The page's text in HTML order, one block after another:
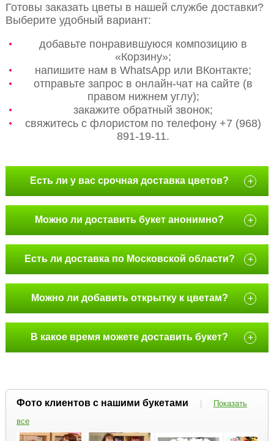
Готовы заказать цветы в нашей службе доставки?
Выберите удобный вариант:
добавьте понравившуюся композицию в
«Корзину»;
напишите нам в WhatsApp или ВКонтакте;
отправьте запрос в онлайн-чат на сайте (в
правом нижнем углу);
закажите обратный звонок;
свяжитесь с флористом по телефону +7 (968)
891-19-11.
Есть ли у вас срочная доставка цветов? +
Можно ли доставить букет анонимно? +
Есть ли доставка по Московской области? +
Можно ли добавить открытку к цветам? +
В какое время можете доставить букет? +
Фото клиентов с нашими букетами |
Показать
все